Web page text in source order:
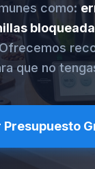
como:
que no
Presupuesto